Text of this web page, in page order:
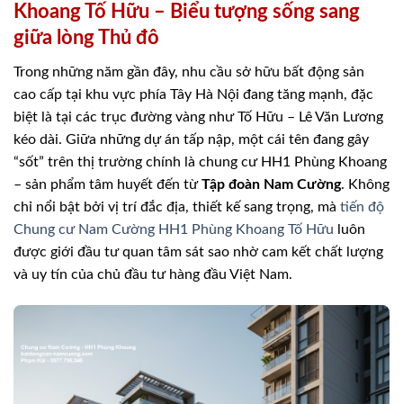
Khoang Tố Hữu – Biểu tượng sống sang
giữa lòng Thủ đô
Trong những năm gần đây, nhu cầu sở hữu bất động sản
cao cấp tại khu vực phía Tây Hà Nội đang tăng mạnh, đặc
biệt là tại các trục đường vàng như Tố Hữu – Lê Văn Lương
kéo dài. Giữa những dự án tấp nập, một cái tên đang gây
“sốt” trên thị trường chính là chung cư HH1 Phùng Khoang
– sản phẩm tâm huyết đến từTập đoàn Nam Cường. Không
chỉ nổi bật bởi vị trí đắc địa, thiết kế sang trọng, mà tiến độ
Chung cư Nam Cường HH1 Phùng Khoang Tố Hữu luôn
được giới đầu tư quan tâm sát sao nhờ cam kết chất lượng
và uy tín của chủ đầu tư hàng đầu Việt Nam.